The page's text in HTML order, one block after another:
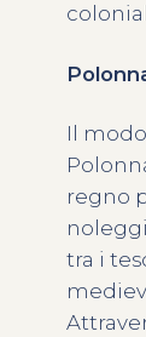
Il
regno
tra i